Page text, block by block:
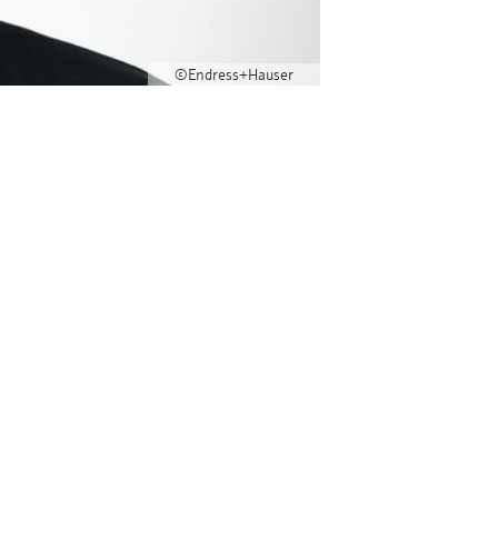
©Endress+Hauser